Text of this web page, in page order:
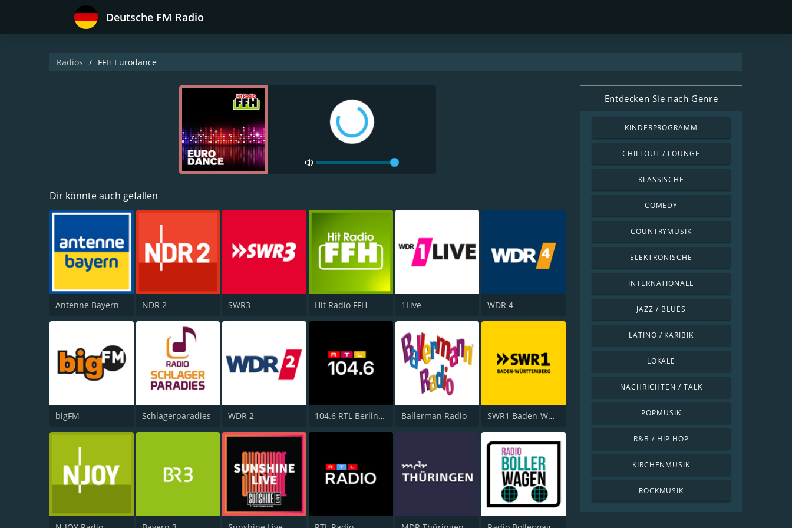
Deutsche FM Radio
Radios FFH Eurodance
Dir könnte auch gefallen
Antenne Bayern NDR 2 SWR3 Hit Radio FFH 1Live WDR 4
bigFM Schlagerparadies WDR 2 104.6 RTL Berlins Hitradio Ballerman Radio SWR1 Baden-Württemberg
Entdecken Sie nach Genre
KINDERPROGRAMM
CHILLOUT / LOUNGE
KLASSISCHE
COMEDY
COUNTRYMUSIK
ELEKTRONISCHE
INTERNATIONALE
JAZZ / BLUES
LATINO / KARIBIK
LOKALE
NACHRICHTEN / TALK
POPMUSIK
R&B / HIP HOP
KIRCHENMUSIK
ROCKMUSIK